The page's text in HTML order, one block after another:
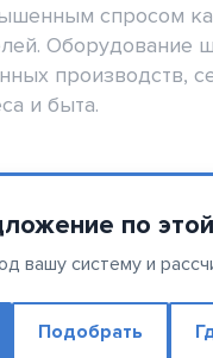
спросом
Оборудование
производств,
и быта.
по
вашу систему и
Подобрать